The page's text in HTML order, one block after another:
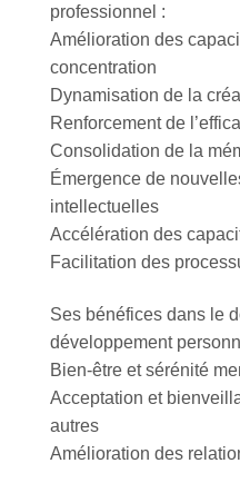
professionnel :
Amélioration des
concentration
Dynamisation de la
Renforcement de
Consolidation de la
Émergence de
intellectuelles
Accélération des
Facilitation des
Ses bénéfices dans le
développement
Bien-être et sérénité
Acceptation et
autres
Amélioration des